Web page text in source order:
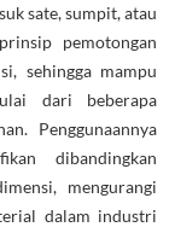
sate, sumpit, atau
pemotongan
sehingga mampu
dari beberapa
Penggunaannya
dibandingkan
mengurangi
dalam industri